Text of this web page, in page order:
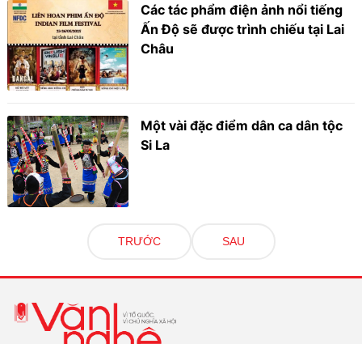
Các tác phẩm điện ảnh nổi tiếng
Ấn Độ sẽ được trình chiếu tại Lai
Châu
Một vài đặc điểm dân ca dân tộc
Si La
TRƯỚC SAU